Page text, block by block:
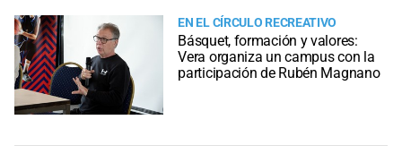
EN EL CÍRCULO RECREATIVO
Básquet, formación y valores:
Vera organiza un campus con la
participación de Rubén Magnano